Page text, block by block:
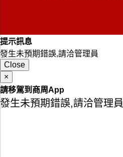
提示訊息
發生未預期錯誤,請洽管理員
Close
×
請移駕到商周App
發生未預期錯誤,請洽管理員